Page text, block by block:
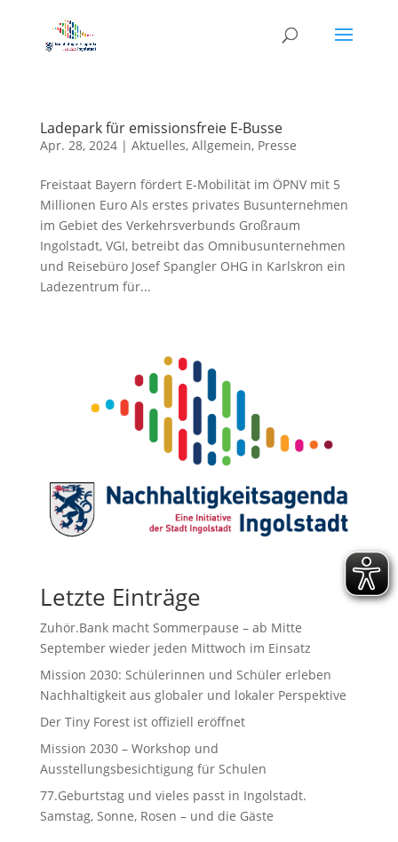
Ladepark für emissionsfreie E-Busse
Apr. 28, 2024| Aktuelles, Allgemein, Presse
Freistaat Bayern fördert E-Mobilität im ÖPNV mit 5
Millionen Euro Als erstes privates Busunternehmen
im Gebiet des Verkehrsverbunds Großraum
Ingolstadt, VGI, betreibt das Omnibusunternehmen
und Reisebüro Josef Spangler OHG in Karlskron ein
Ladezentrum für...
Letzte Einträge
Zuhör.Bank macht Sommerpause – ab Mitte
September wieder jeden Mittwoch im Einsatz
Mission 2030: Schülerinnen und Schüler erleben
Nachhaltigkeit aus globaler und lokaler Perspektive
Der Tiny Forest ist offiziell eröffnet
Mission 2030 – Workshop und
Ausstellungsbesichtigung für Schulen
77.Geburtstag und vieles passt in Ingolstadt.
Samstag, Sonne, Rosen – und die Gäste